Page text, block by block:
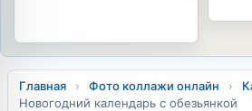
Главная › Фото коллажи онлайн ›
Новогодний календарь с обезьянкой